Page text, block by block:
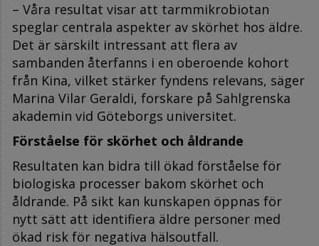
– Våra resultat visar att tarmmikrobiotan
speglar centrala aspekter av skörhet hos äldre.
Det är särskilt intressant att flera av
sambanden återfanns i en oberoende kohort
från Kina, vilket stärker fyndens relevans, säger
Marina Vilar Geraldi, forskare på Sahlgrenska
akademin vid Göteborgs universitet.
Förståelse för skörhet och åldrande
Resultaten kan bidra till ökad förståelse för
biologiska processer bakom skörhet och
åldrande. På sikt kan kunskapen öppnas för
nytt sätt att identifiera äldre personer med
ökad risk för negativa hälsoutfall.